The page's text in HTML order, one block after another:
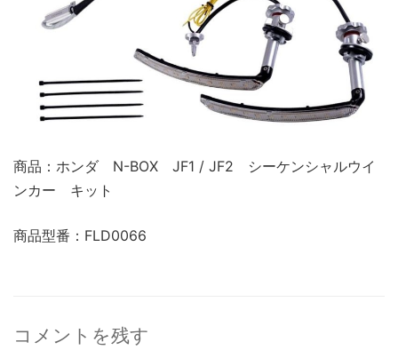
商品：ホンダ N-BOX JF1 / JF2 シーケンシャルウイ
ンカー キット
商品型番：FLD0066
コメントを残す